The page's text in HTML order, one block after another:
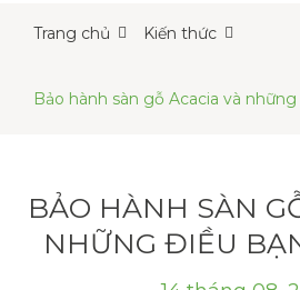
Trang chủ Kiến thức
Bảo hành sàn gỗ Acacia và
BẢO HÀNH SÀN
NHỮNG ĐIỀU